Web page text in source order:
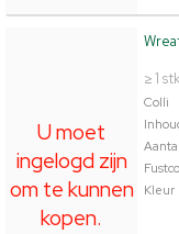
U moet
ingelogd zijn
om te kunnen
kopen.
≥ 1
Colli
Aantal
Kleur
Wreath Ø25cm
U moet